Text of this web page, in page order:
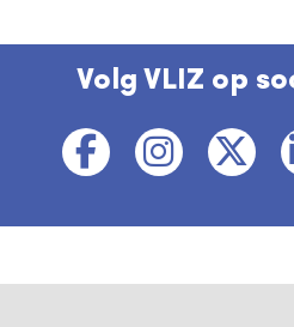
Volg VLIZ op